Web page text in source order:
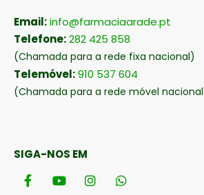
Email:info@farmaciaarade.pt
Telefone:282 425 858
(Chamada para a rede fixa nacional)
Telemóvel:910 537 604
(Chamada para a rede móvel
SIGA-NOS EM